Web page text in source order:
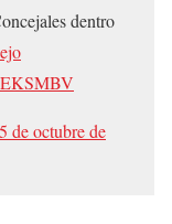
dentro
de octubre de